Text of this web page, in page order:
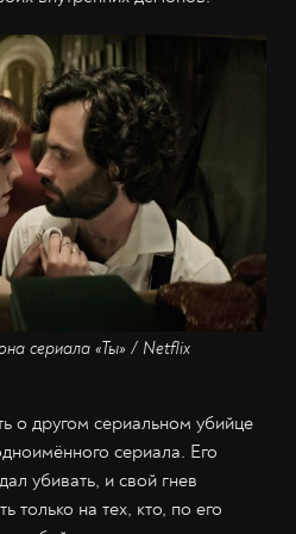
сериала «Ты» / Netflix
о другом сериальном убийце
сериала. Его
убивать, и свой гнев
только на тех, кто, по его